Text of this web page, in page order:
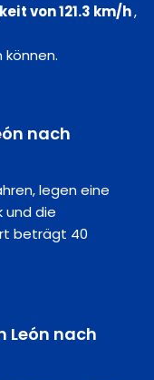
von 121.3 km/h,
nach
legen eine
und die
beträgt 40
León nach